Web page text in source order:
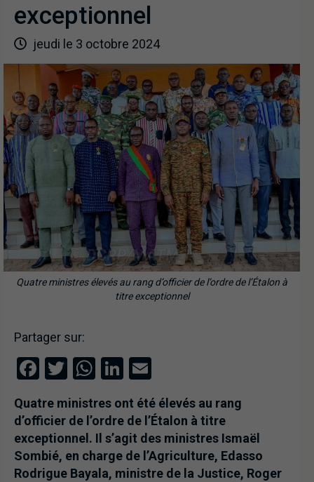
exceptionnel
jeudi le 3 octobre 2024
Quatre ministres élevés au rang d’officier de l’ordre de l’Étalon à
titre exceptionnel
Partager sur:
Facebook
TwitterWhatsApp
LinkedIn
Quatre ministres ont été élevés au rang
d’officier de l’ordre de l’Étalon à titre
exceptionnel. Il s’agit des ministres Ismaël
Sombié, en charge de l’Agriculture, Edasso
Rodrigue Bayala, ministre de la Justice, Roger